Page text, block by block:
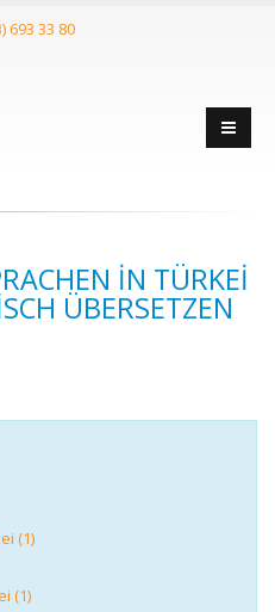
693 33 80
IN TÜRKEI
ÜBERSETZEN
(1)
(1)